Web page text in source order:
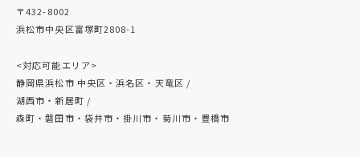
〒432-8002
浜松市中央区富塚町2808-1
<対応可能エリア>
静岡県浜松市 中央区・浜名区・天竜区 /
湖西市・新居町 /
森町・磐田市・袋井市・掛川市・菊川市・豊橋市